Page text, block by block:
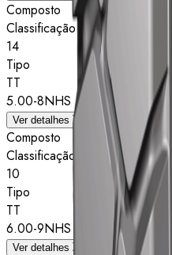
Composto
Classificação de estrelas
14
Tipo
TT
5.00-8NHS
Ver detalhes
Composto
Classificação de estrelas
10
Tipo
TT
6.00-9NHS
Ver detalhes